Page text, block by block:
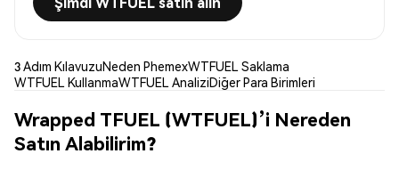
3 Adım KılavuzuNeden PhemexWTFUEL Saklama
WTFUEL KullanmaWTFUEL AnaliziDiğer Para Birimleri
Wrapped TFUEL (WTFUEL)’i Nereden
Satın Alabilirim?